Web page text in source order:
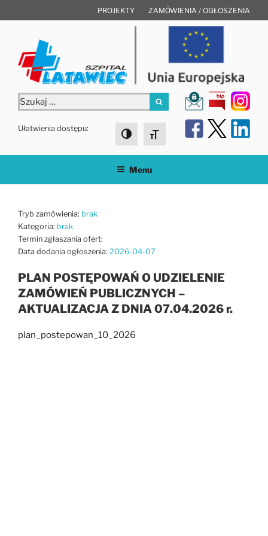
do
PROJEKTY ZAMÓWIENIA / OGŁOSZENIA
Szukaj:
Szukaj
Ułatwienia dostępu:
Toggle High Contrast
Toggle Font size
Menu
Tryb zamówienia: brak
Kategoria: brak
Termin zgłaszania ofert:
Data dodania ogłoszenia: 2026-04-07
PLAN POSTĘPOWAŃ O UDZIELENIE
ZAMÓWIEŃ PUBLICZNYCH –
AKTUALIZACJA Z DNIA 07.04.2026 r.
plan_postepowan_10_2026